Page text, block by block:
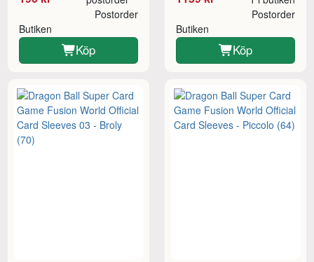
Butiken
Postorder
Köp
Butiken
Postorder
Köp